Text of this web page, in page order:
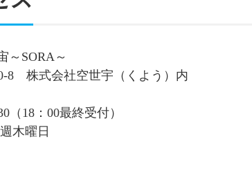
～SORA～
8 株式会社空世宇（くよう）内
18：00最終受付）
木曜日